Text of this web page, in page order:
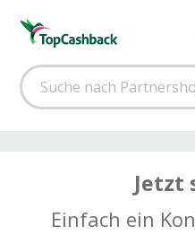
Jetzt
Einfach ein